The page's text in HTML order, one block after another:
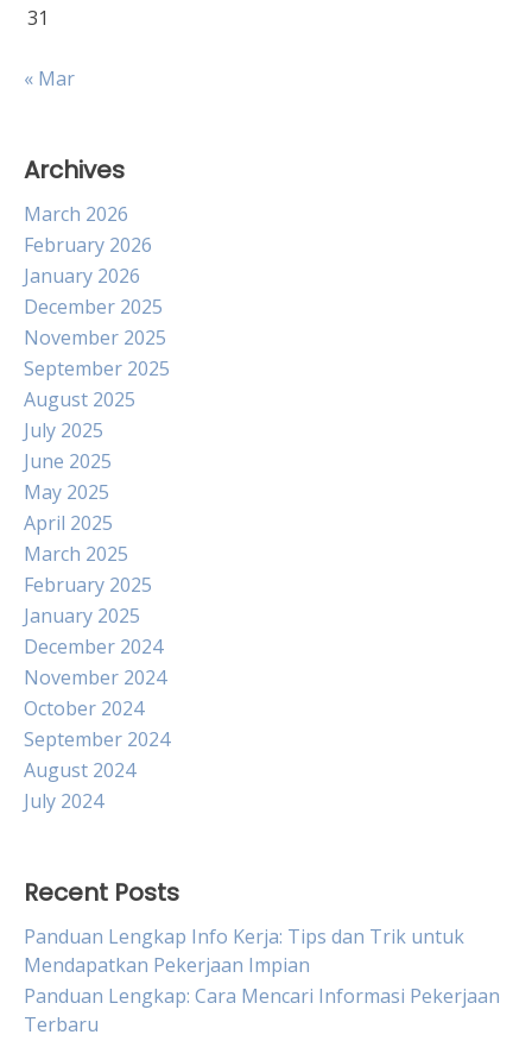
31
« Mar
Archives
March 2026
February 2026
January 2026
December 2025
November 2025
September 2025
August 2025
July 2025
June 2025
May 2025
April 2025
March 2025
February 2025
January 2025
December 2024
November 2024
October 2024
September 2024
August 2024
July 2024
Recent Posts
Panduan Lengkap Info Kerja: Tips dan Trik untuk
Mendapatkan Pekerjaan Impian
Panduan Lengkap: Cara Mencari Informasi Pekerjaan
Terbaru